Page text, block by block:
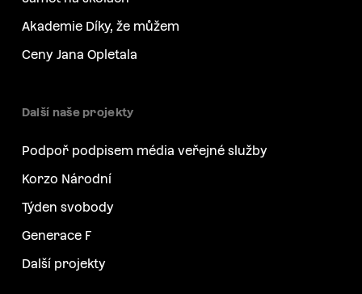
Akademie Díky, že můžem
Ceny Jana Opletala
Další naše projekty
Podpoř podpisem média veřejné služby
Korzo Národní
Týden svobody
Generace F
Další projekty